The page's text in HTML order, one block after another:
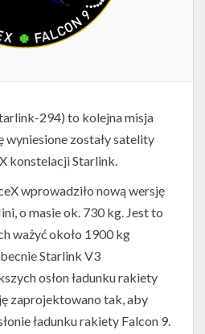
294) to kolejna misja
zostały satelity
konstelacji Starlink.
wprowadziło nową wersję
o masie ok. 730 kg. Jest to
ważyć około 1900 kg
Starlink V3
osłon ładunku rakiety
zaprojektowano tak, aby
ładunku rakiety Falcon 9.